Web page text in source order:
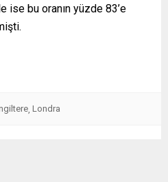
ise bu oranın yüzde 83’e
, Londra